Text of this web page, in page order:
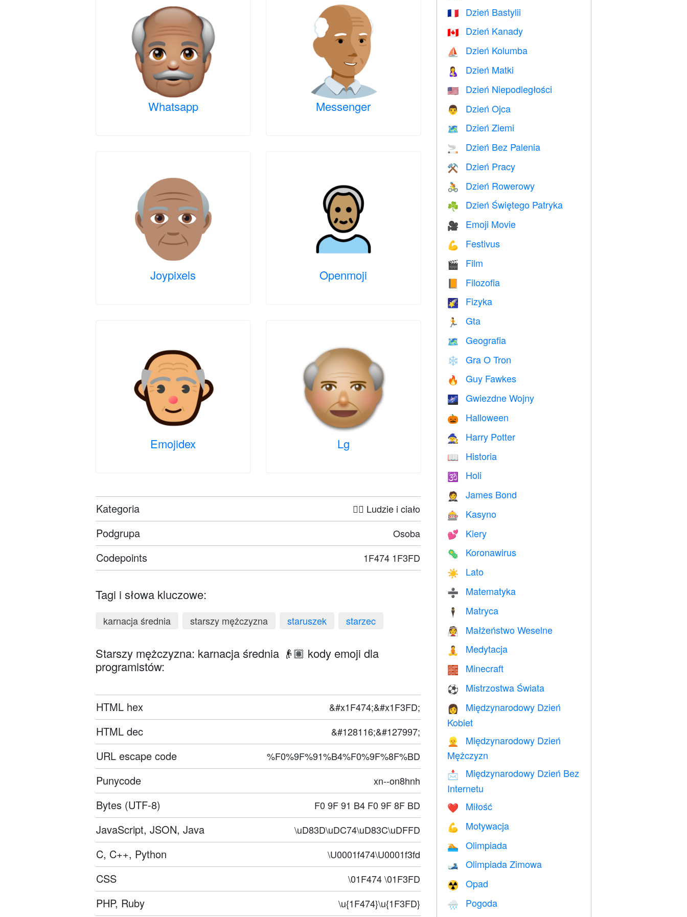
Whatsapp Messenger
Joypixels Openmoji
Emojidex Lg
Kategoria 🤦‍♀️ Ludzie i ciało
Podgrupa Osoba
Codepoints 1F474 1F3FD
Tagi i słowa kluczowe:
karnacja średnia starszy mężczyzna staruszek starzec
Starszy mężczyzna: karnacja średnia 👴🏽 kody emoji dla
programistów:
HTML hex &#x1F474;&#x1F3FD;
HTML dec &#128116;&#127997;
URL escape code %F0%9F%91%B4%F0%9F%8F%BD
Punycode xn--on8hnh
Bytes (UTF-8) F0 9F 91 B4 F0 9F 8F BD
JavaScript, JSON, Java \uD83D\uDC74\uD83C\uDFFD
C, C++, Python \U0001f474\U0001f3fd
CSS \01F474 \01F3FD
PHP, Ruby \u{1F474}\u{1F3FD}
🇫🇷 Dzień Bastylii
🇨🇦 Dzień Kanady
⛵️ Dzień Kolumba
🤱 Dzień Matki
🇺🇸 Dzień Niepodległości
👨 Dzień Ojca
🗺️ Dzień Ziemi
🚬 Dzień Bez Palenia
⚒️ Dzień Pracy
🚴 Dzień Rowerowy
☘️ Dzień Świętego Patryka
🎥 Emoji Movie
💪 Festivus
🎬 Film
Filozofia
🌠 Fizyka
🏃 Gta
🗺 Geografia
❄️ Gra O Tron
🔥 Guy Fawkes
🌌 Gwiezdne Wojny
🎃 Halloween
🧙 Harry Potter
📖 Historia
🕉 Holi
🤵 James Bond
🎰 Kasyno
💕 Kiery
🦠 Koronawirus
☀️ Lato
➗ Matematyka
🕴️ Matryca
👰 Małżeństwo Weselne
🧘 Medytacja
🧱 Minecraft
⚽ Mistrzostwa Świata
👩
Międzynarodowy Dzień
Kobiet
👱
Międzynarodowy Dzień
Mężczyzn
📩
Międzynarodowy Dzień Bez
Internetu
❤️️ Miłość
💪 Motywacja
🏊 Olimpiada
🎿 Olimpiada Zimowa
☢️ Opad
🌧
Pogoda